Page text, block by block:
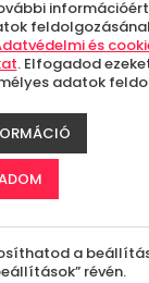
és
. Elfogadod
adatok
a
révén.